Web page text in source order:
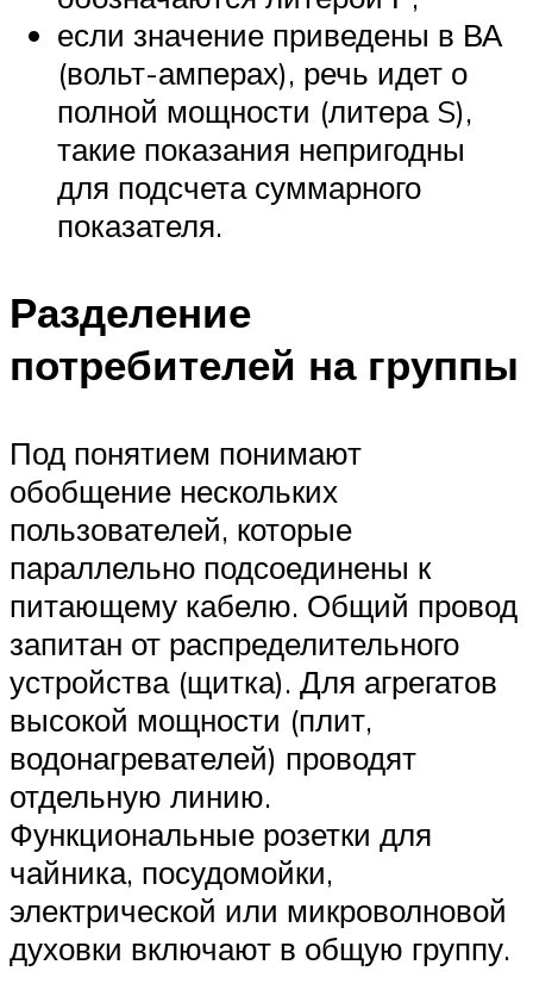
если значение приведены в ВА
(вольт-амперах), речь идет о
полной мощности (литера S),
такие показания непригодны
для подсчета суммарного
показателя.
Разделение
потребителей на группы
Под понятием понимают
обобщение нескольких
пользователей, которые
параллельно подсоединены к
питающему кабелю. Общий провод
запитан от распределительного
устройства (щитка). Для агрегатов
высокой мощности (плит,
водонагревателей) проводят
отдельную линию.
Функциональные розетки для
чайника, посудомойки,
электрической или микроволновой
духовки включают в общую группу.